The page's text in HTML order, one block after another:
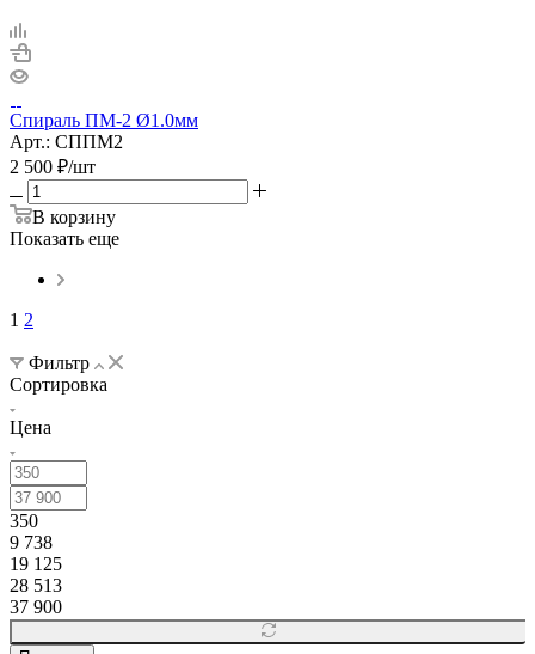
Спираль ПМ-2 Ø1.0мм
Арт.: СППМ2
2 500 ₽/шт
В корзину
Показать еще
1 2
Фильтр
Сортировка
Цена
350
9 738
19 125
28 513
37 900